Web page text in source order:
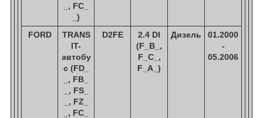
_, FC_
_)
FORD
TRANS
IT-
автобу
с (FD_
_, FB_
_, FS_
_, FZ_
_, FC_
D2FE
2.4 DI
(F_B_,
F_C_,
F_A_)
Дизель
01.2000
-
05.2006